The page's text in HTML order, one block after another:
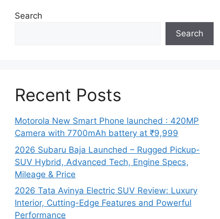
Search
Search
Recent Posts
Motorola New Smart Phone launched : 420MP
Camera with 7700mAh battery at ₹9,999
2026 Subaru Baja Launched – Rugged Pickup-
SUV Hybrid, Advanced Tech, Engine Specs,
Mileage & Price
2026 Tata Avinya Electric SUV Review: Luxury
Interior, Cutting-Edge Features and Powerful
Performance